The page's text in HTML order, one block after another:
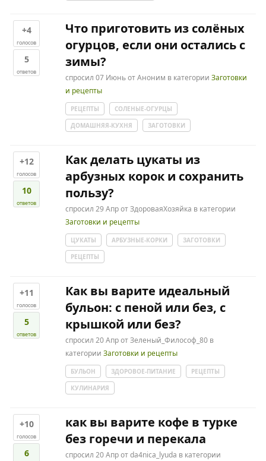
+4
голосов
5
ответов
Что приготовить из солёных
огурцов, если они остались с
зимы?
спросил 07 ИюньотАноним в категорииЗаготовки
и рецепты
РЕЦЕПТЫ
СОЛЕНЫЕ-ОГУРЦЫ
ДОМАШНЯЯ-КУХНЯ
ЗАГОТОВКИ
+12
голосов
10
ответов
Как делать цукаты из
арбузных корок и сохранить
пользу?
спросил 29 АпротЗдороваяХозяйка в категории
Заготовки и рецепты
ЦУКАТЫ АРБУЗНЫЕ-КОРКИ
ЗАГОТОВКИ
РЕЦЕПТЫ
+11
голосов
5
ответов
Как вы варите идеальный
бульон: с пеной или без, с
крышкой или без?
спросил 20 АпротЗеленый_Философ_80 в
категорииЗаготовки и рецепты
БУЛЬОН ЗДОРОВОЕ-ПИТАНИЕ
РЕЦЕПТЫ
КУЛИНАРИЯ
+10
голосов
6
как вы варите кофе в турке
без горечи и перекала
спросил 20 Апротda4nica_lyuda в категории